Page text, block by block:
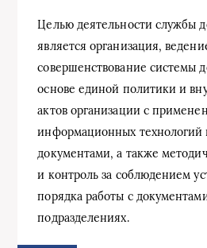
Целью деятельности службы
является организация,
совершенствование системы
основе единой политики и
актов организации с
информационных технологий
документами, а также
и контроль за соблюдением
порядка работы с
подразделениях.